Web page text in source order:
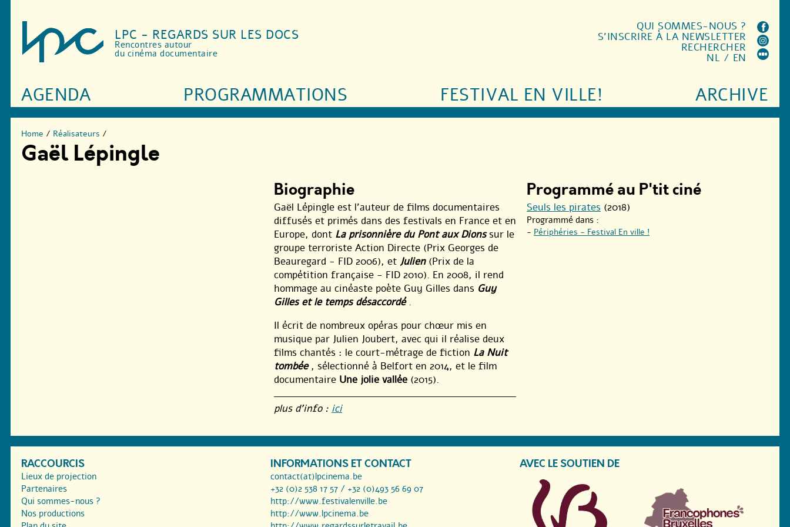
LPC - REGARDS SUR LES DOCS
Rencontres autour
du cinéma documentaire
AGENDA PROGRAMMATIONS FESTIVAL EN VILLE! ARCHIVE
QUI SOMMES-NOUS ?
S'INSCRIRE À LA NEWSLETTER
RECHERCHER
NL / EN
Home / Réalisateurs /
Gaël Lépingle
Biographie
Gaël Lépingle est l’auteur de films documentaires
diffusés et primés dans des festivals en France et en
Europe, dont La prisonnière du Pont aux Dions sur le
groupe terroriste Action Directe (Prix Georges de
Beauregard - FID 2006), et Julien (Prix de la
compétition française - FID 2010). En 2008, il rend
hommage au cinéaste poète Guy Gilles dans Guy
Gilles et le temps désaccordé .
Il écrit de nombreux opéras pour chœur mis en
musique par Julien Joubert, avec qui il réalise deux
films chantés : le court-métrage de fiction La Nuit
tombée , sélectionné à Belfort en 2014, et le film
documentaire Une jolie vallée (2015).
plus d’info : ici
Programmé au P'tit ciné
Seuls les pirates (2018)
Programmé dans :
- Périphéries - Festival En ville !
RACCOURCIS
Lieux de projection
Partenaires
Qui sommes-nous ?
Nos productions
INFORMATIONS ET CONTACT
contact(at)lpcinema.be
+32 (0)2 538 17 57 / +32 (0)493 56 69 07
http://www.festivalenville.be
http://www.lpcinema.be
AVEC LE SOUTIEN DE